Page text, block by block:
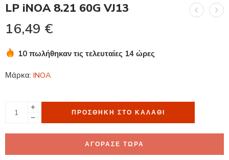
LP iNOA 8.21 60G VJ13
16,49 €
10 πωλήθηκαν τις τελευταίες 14 ώρες
Μάρκα: INOA
ΠΡΟΣΘΉΚΗ ΣΤΟ ΚΑΛΆΘΙ
ΑΓΟΡΑΣΕ ΤΩΡΑ